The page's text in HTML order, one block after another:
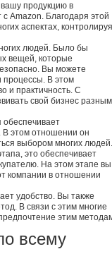
продукцию в
с Amazon. Благодаря этой
аспектах, контролируя
людей. Было бы
вещей, которые
Вы можете
процессы. В этом
и практичность. С
свой бизнес
обеспечивает
В этом отношении он
выбором многих людей.
это обеспечивает
На этом этапе вы
компании в отношении
удобство. Вы также
В связи с этим многие
этим
всему